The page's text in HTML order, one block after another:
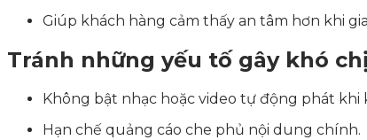
Giúp khách hàng cảm thấy an tâm hơn khi
Tránh những yếu tố gây khó
Không bật nhạc hoặc video tự động phát khi
Hạn chế quảng cáo che phủ nội dung chính.